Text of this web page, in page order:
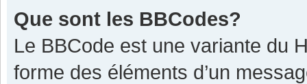
Que sont les BBCodes?
Le BBCode est une variante du
forme des éléments d’un